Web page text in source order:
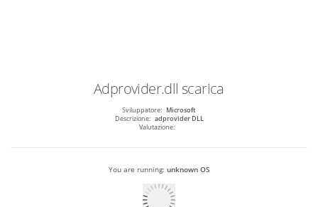
Adprovider.dll scarica
Sviluppatore: Microsoft
Descrizione: adprovider DLL
Valutazione:
You are running: unknown OS